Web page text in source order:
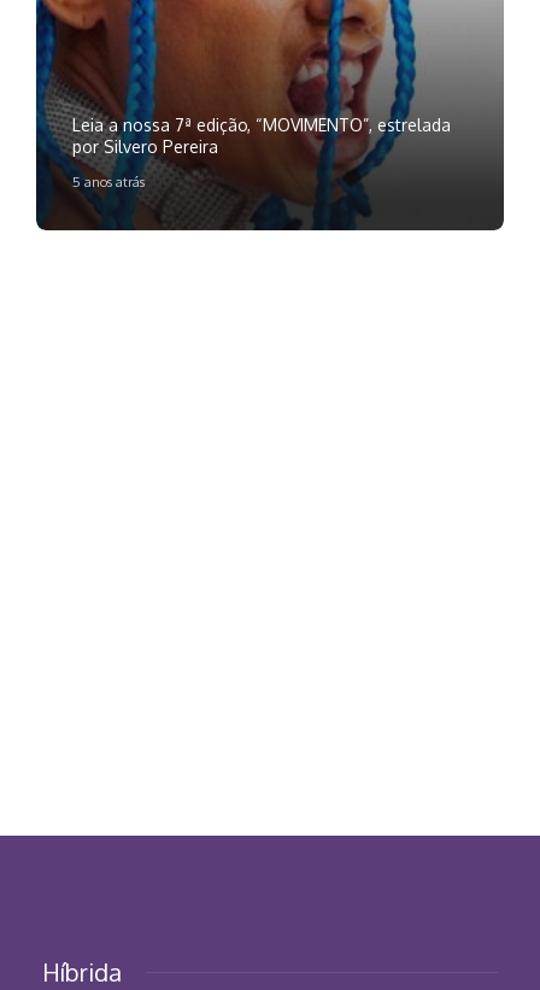
Leia a nossa 7ª edição, “MOVIMENTO”, estrelada
por Silvero Pereira
5 anos atrás
Híbrida